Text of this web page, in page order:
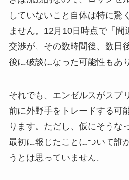
していないこと自体は特に驚
ません。12月10日時点で「間
交渉が、その数時間後、数日
後に破談になった可能性もあ
それでも、エンゼルスがスプ
前に外野手をトレードする可
ります。ただし、仮にそうな
最初に報じたことについて誰
うとは思っていません。